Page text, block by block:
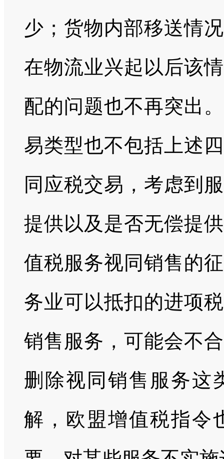
少；货物内部移送情
在物流业兴起以后该
配的问题也不再突出
易类型也不包括上述
同应税交易，考虑到
提供以及是否无偿提
值税服务视同销售的
务业可以抵扣的进项
销售服务，可能会不
删除视同销售服务这
解，欧盟增值税指令